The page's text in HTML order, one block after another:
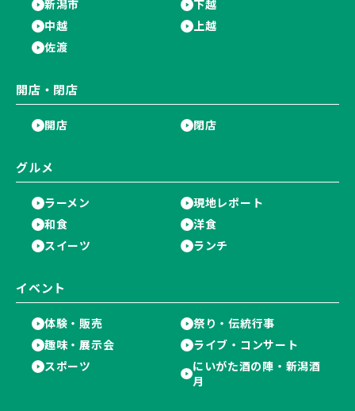
新潟市
下越
中越
上越
佐渡
開店・閉店
開店 閉店
グルメ
ラーメン
現地レポート
和食
洋食
スイーツ
ランチ
イベント
体験・販売
祭り・伝統行事
趣味・展示会
ライブ・コンサート
スポーツ
にいがた酒の陣・新潟酒
月